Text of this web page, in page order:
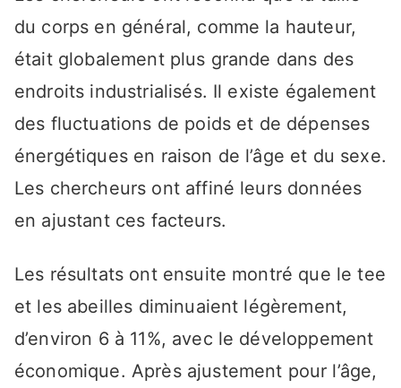
du corps en général, comme la hauteur,
était globalement plus grande dans des
endroits industrialisés. Il existe également
des fluctuations de poids et de dépenses
énergétiques en raison de l’âge et du sexe.
Les chercheurs ont affiné leurs données
en ajustant ces facteurs.
Les résultats ont ensuite montré que le tee
et les abeilles diminuaient légèrement,
d’environ 6 à 11%, avec le développement
économique. Après ajustement pour l’âge,